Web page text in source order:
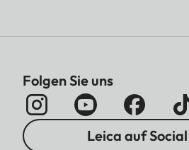
Folgen Sie uns
Leica auf